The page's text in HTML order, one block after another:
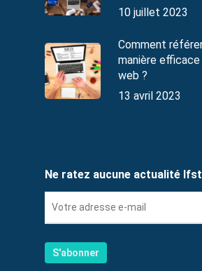
10 juillet 2023
Comment
manière
web ?
13 avril 2023
Ne ratez aucune actualité